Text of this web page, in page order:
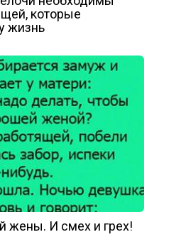
которые
жизнь
жены. И смех и грех!